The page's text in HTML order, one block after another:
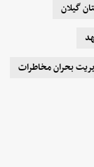
گیلان
بحران مخاطرات